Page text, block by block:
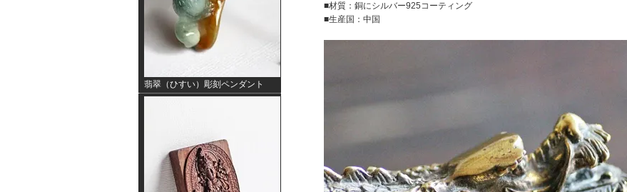
翡翠（ひすい）彫刻ペンダント
■材質：銅にシルバー925コーティング
■生産国：中国